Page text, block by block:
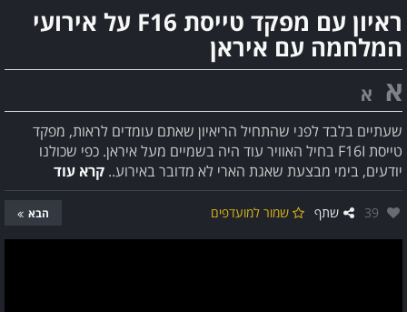
ראיון עם מפקד טייסת F16 על אירועי
המלחמה עם איראן
א א
שעתיים בלבד לפני שהתחיל הריאיון שאתם עומדים לראות, מפקד
טייסת F16I בחיל האוויר עוד היה בשמיים מעל איראן. כפי שכולנו
יודעים, בימי מבצעת שאגת הארי לא מדובר באירוע.. קרא עוד
אהבו:
39 שתף שמור למועדפים הבא